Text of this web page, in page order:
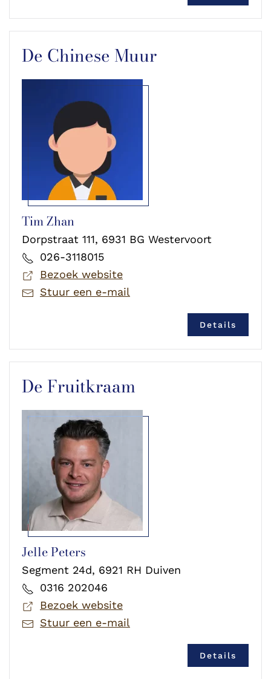
De Chinese Muur
Tim Zhan
Dorpstraat 111, 6931 BG Westervoort
026-3118015
Bezoek website
Stuur een e-mail
Details
De Fruitkraam
Jelle Peters
Segment 24d, 6921 RH Duiven
0316 202046
Bezoek website
Stuur een e-mail
Details